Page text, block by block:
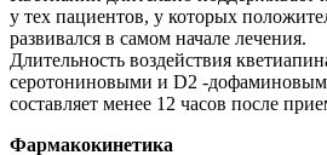
у тех пациентов, у которых
развивался в самом начале лечения.
Длительность воздействия
серотониновыми и D2 -
составляет менее 12 часов после
Фармакокинетика